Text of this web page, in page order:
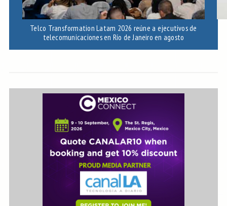
Telco Transformation Latam 2026 reúne a ejecutivos de
telecomunicaciones en Río de Janeiro en agosto